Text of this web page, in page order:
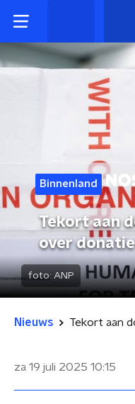
Binnenland
Tekort aan
over
foto: ANP
Nieuws
za 19 juli 2025 10:15